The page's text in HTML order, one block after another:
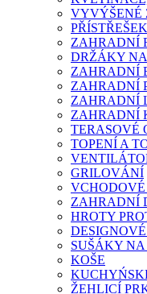
VYVÝŠENÉ
ZAHRADNÍ
DRŽÁKY
ZAHRADNÍ
ZAHRADNÍ
ZAHRADNÍ
ZAHRADNÍ
TERASOVÉ
TOPENÍ A
GRILOVÁNÍ
ZAHRADNÍ
HROTY
SUŠÁKY
KOŠE
ŽEHLICÍ